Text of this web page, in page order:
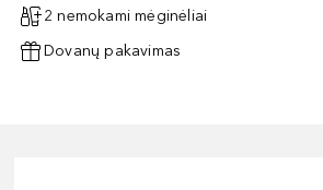
2 nemokami mėginėliai
Dovanų pakavimas